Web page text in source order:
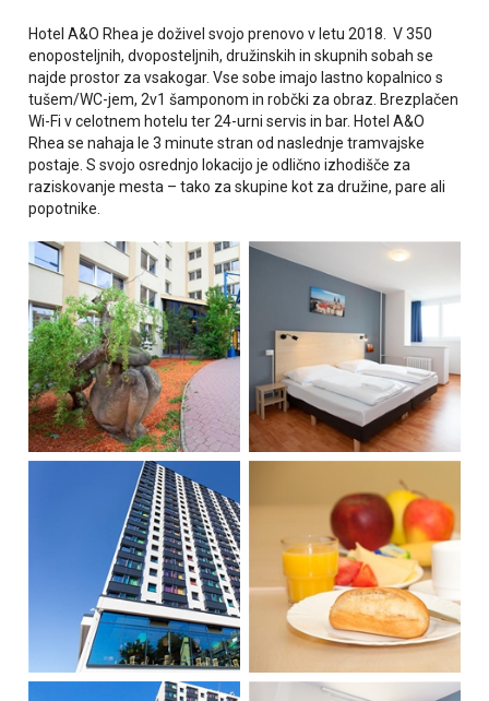
Hotel A&O Rhea je doživel svojo prenovo v letu 2018. V 350
enoposteljnih, dvoposteljnih, družinskih in skupnih sobah se
najde prostor za vsakogar. Vse sobe imajo lastno kopalnico s
tušem/WC-jem, 2v1 šamponom in robčki za obraz. Brezplačen
Wi-Fi v celotnem hotelu ter 24-urni servis in bar. Hotel A&O
Rhea se nahaja le 3 minute stran od naslednje tramvajske
postaje. S svojo osrednjo lokacijo je odlično izhodišče za
raziskovanje mesta – tako za skupine kot za družine, pare ali
popotnike.